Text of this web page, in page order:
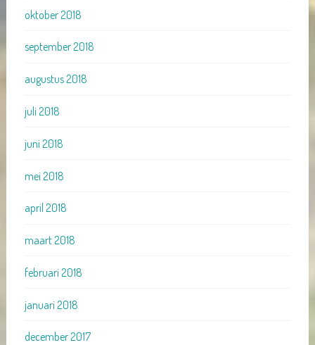
oktober 2018
september 2018
augustus 2018
juli 2018
juni 2018
mei 2018
april 2018
maart 2018
februari 2018
januari 2018
december 2017